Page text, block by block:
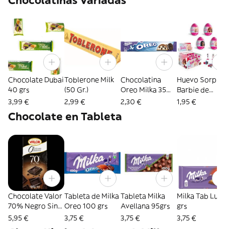
Chocolate Dubai
40 grs
3,99 €
Toblerone Milk
(50 Gr.)
2,99 €
Chocolatina
Oreo Milka 35
grs
2,30 €
Huevo
Barbie de
chocolate
1,95 €
Chocolate en Tableta
Chocolate Valor
70% Negro Sin
Azucar 100 grs
5,95 €
Tableta de Milka
Oreo 100 grs
3,75 €
Tableta Milka
Avellana 95grs
3,75 €
Milka Tab Lu
grs
3,75 €